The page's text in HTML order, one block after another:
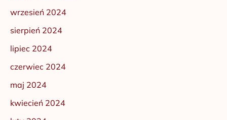
wrzesień 2024
sierpień 2024
lipiec 2024
czerwiec 2024
maj 2024
kwiecień 2024